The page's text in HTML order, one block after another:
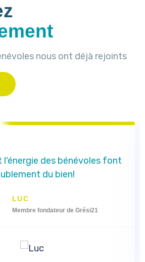
nous ont déjà rejoints
l'énergie des bénévoles font
du bien!
LUC
Membre fondateur de Grési21